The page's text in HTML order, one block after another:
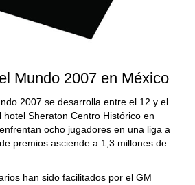
Mundo 2007 en México
2007 se desarrolla entre el 12 y el
Sheraton Centro Histórico en
ocho jugadores en una liga a
premios asciende a 1,3 millones de
han sido facilitados por el GM